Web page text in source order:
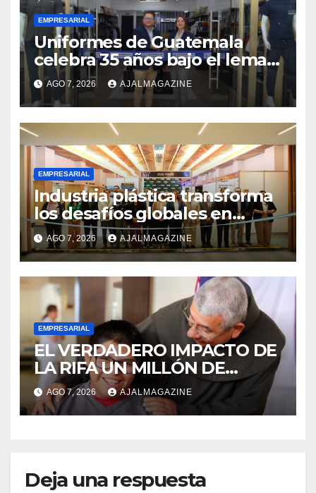
EMPRESARIAL
Uniformes de Guatemala
celebra 35 años bajo el lema
«Hechos para destacar» y
continúa su expansión
nacional
AGO 7, 2026 AJALMAGAZINE
EMPRESARIAL
Industria plástica transforma
los desafíos globales en
innovación y nuevas
oportunidades de negocio
AGO 7, 2026 AJALMAGAZINE
EMPRESARIAL
EL VERDADERO IMPACTO DE
LA RIFA UN MILLÓN DE
AMIGOS HOY POR TI,
MAÑANA POR MÍ
AGO 7, 2026 AJALMAGAZINE
Deja una respuesta